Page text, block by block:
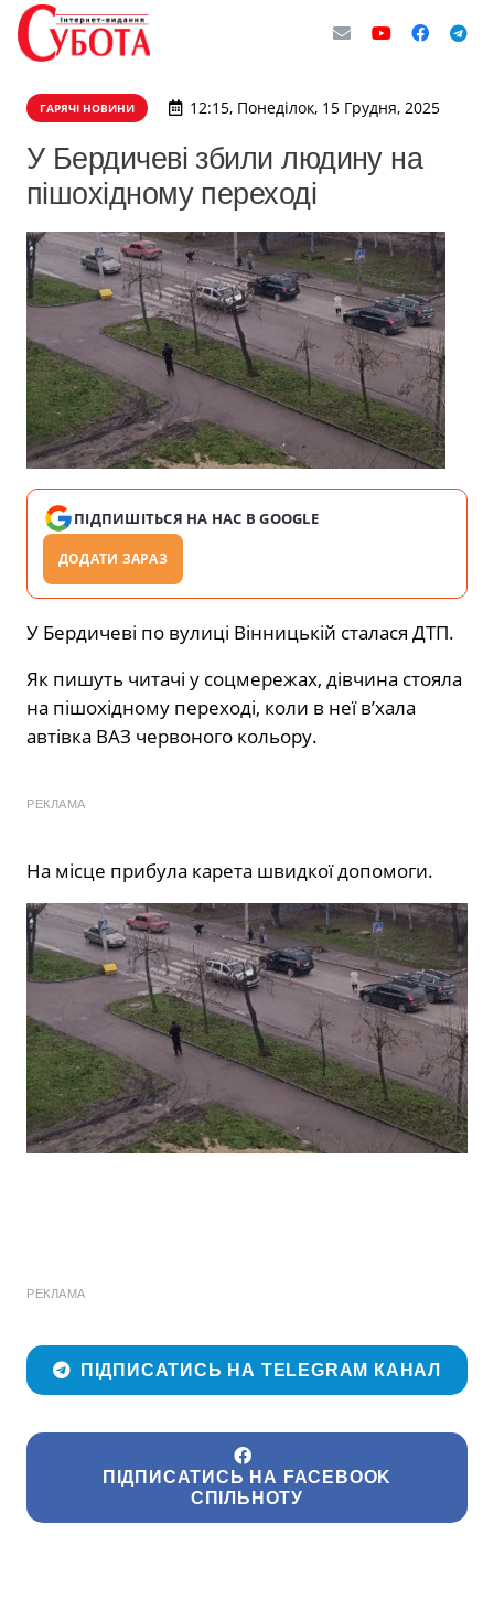
ГАРЯЧІ НОВИНИ 12:15, Понеділок, 15 Грудня, 2025
У Бердичеві збили людину на
пішохідному переході
ПІДПИШІТЬСЯ НА НАС В GOOGLE
ДОДАТИ ЗАРАЗ
У Бердичеві по вулиці Вінницькій сталася ДТП.
Як пишуть читачі у соцмережах, дівчина стояла
на пішохідному переході, коли в неї вʼхала
автівка ВАЗ червоного кольору.
РЕКЛАМА
На місце прибула карета швидкої допомоги.
РЕКЛАМА
ПІДПИСАТИСЬ НА TELEGRAM КАНАЛ
ПІДПИСАТИСЬ НА FACEBOOK
СПІЛЬНОТУ